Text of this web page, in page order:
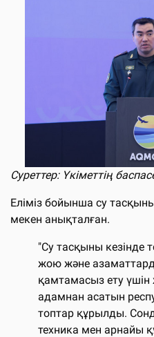
Суреттер: Үкіметтің
Еліміз бойынша су
мекен анықталған.
"Су тасқыны кезінде
жою және
қамтамасыз ету
адамнан асатын
топтар құрылды.
техника мен арнайы